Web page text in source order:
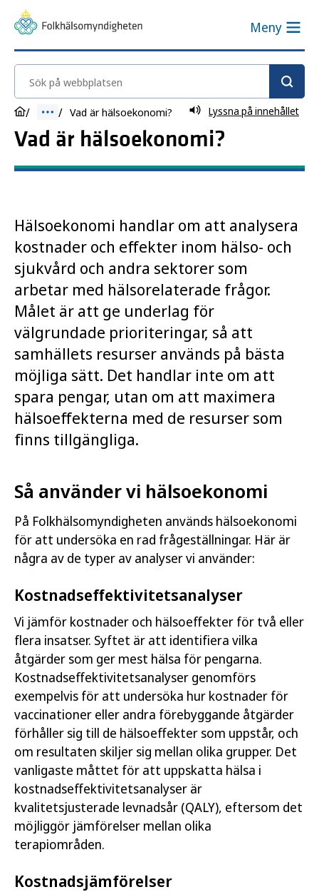
Meny
Sök på webbplatsen
Vad är hälsoekonomi? Lyssna på innehållet
Vad är hälsoekonomi?
Hälsoekonomi handlar om att analysera
kostnader och effekter inom hälso- och
sjukvård och andra sektorer som
arbetar med hälsorelaterade frågor.
Målet är att ge underlag för
välgrundade prioriteringar, så att
samhällets resurser används på bästa
möjliga sätt. Det handlar inte om att
spara pengar, utan om att maximera
hälsoeffekterna med de resurser som
finns tillgängliga.
Så använder vi hälsoekonomi
På Folkhälsomyndigheten används hälsoekonomi
för att undersöka en rad frågeställningar. Här är
några av de typer av analyser vi använder:
Kostnadseffektivitetsanalyser
Vi jämför kostnader och hälsoeffekter för två eller
flera insatser. Syftet är att identifiera vilka
åtgärder som ger mest hälsa för pengarna.
Kostnadseffektivitetsanalyser genomförs
exempelvis för att undersöka hur kostnader för
vaccinationer eller andra förebyggande åtgärder
förhåller sig till de hälsoeffekter som uppstår, och
om resultaten skiljer sig mellan olika grupper. Det
vanligaste måttet för att uppskatta hälsa i
kostnadseffektivitetsanalyser är
kvalitetsjusterade levnadsår (QALY), eftersom det
möjliggör jämförelser mellan olika
terapiområden.
Kostnadsjämförelser